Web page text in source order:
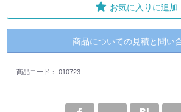
お気に入りに追加
商品についての見積と問い
商品コード： 010723